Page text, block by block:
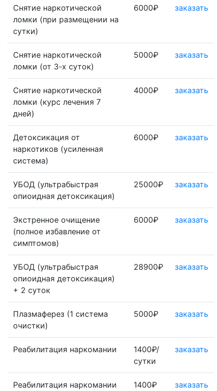
Снятие наркотической
ломки (при размещении на
сутки)
6000₽ заказать
Снятие наркотической
ломки (от 3-х суток)
5000₽ заказать
Снятие наркотической
ломки (курс лечения 7
дней)
4000₽ заказать
Детоксикация от
наркотиков (усиленная
система)
6000₽ заказать
УБОД (ультрабыстрая
опиоидная детоксикация)
25000₽ заказать
Экстренное очищение
(полное избавление от
симптомов)
6000₽ заказать
УБОД (ультрабыстрая
опиоидная детоксикация)
+ 2 суток
28900₽ заказать
Плазмаферез (1 система
очистки)
5000₽ заказать
Реабилитация наркомании
1400₽/
сутки
заказать
Реабилитация наркомании
1400₽ заказать